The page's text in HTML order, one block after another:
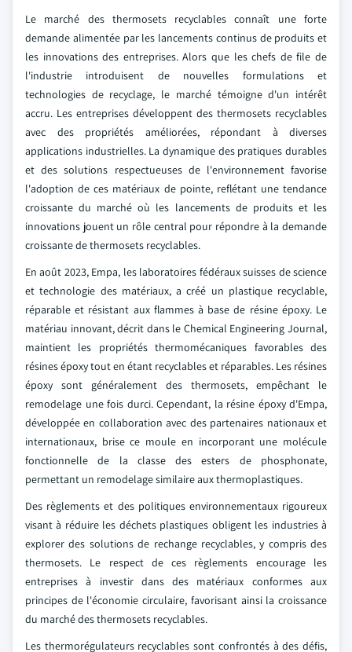
Le marché des thermosets recyclables connaît une forte
demande alimentée par les lancements continus de produits et
les innovations des entreprises. Alors que les chefs de file de
l'industrie introduisent de nouvelles formulations et
technologies de recyclage, le marché témoigne d'un intérêt
accru. Les entreprises développent des thermosets recyclables
avec des propriétés améliorées, répondant à diverses
applications industrielles. La dynamique des pratiques durables
et des solutions respectueuses de l'environnement favorise
l'adoption de ces matériaux de pointe, reflétant une tendance
croissante du marché où les lancements de produits et les
innovations jouent un rôle central pour répondre à la demande
croissante de thermosets recyclables.
En août 2023, Empa, les laboratoires fédéraux suisses de science
et technologie des matériaux, a créé un plastique recyclable,
réparable et résistant aux flammes à base de résine époxy. Le
matériau innovant, décrit dans le Chemical Engineering Journal,
maintient les propriétés thermomécaniques favorables des
résines époxy tout en étant recyclables et réparables. Les résines
époxy sont généralement des thermosets, empêchant le
remodelage une fois durci. Cependant, la résine époxy d'Empa,
développée en collaboration avec des partenaires nationaux et
internationaux, brise ce moule en incorporant une molécule
fonctionnelle de la classe des esters de phosphonate,
permettant un remodelage similaire aux thermoplastiques.
Des règlements et des politiques environnementaux rigoureux
visant à réduire les déchets plastiques obligent les industries à
explorer des solutions de rechange recyclables, y compris des
thermosets. Le respect de ces règlements encourage les
entreprises à investir dans des matériaux conformes aux
principes de l'économie circulaire, favorisant ainsi la croissance
du marché des thermosets recyclables.
Les thermorégulateurs recyclables sont confrontés à des défis,